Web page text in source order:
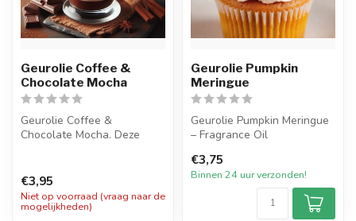
Geurolie Coffee &
Chocolate Mocha
Geurolie Coffee &
Chocolate Mocha. Deze
€3,95
Niet op voorraad (vraag naar de
mogelijkheden)
Geurolie Pumpkin
Meringue
Geurolie Pumpkin Meringue
– Fragrance Oil
Geniet van de heerlijke geur
van Pu...
€3,75
Binnen 24 uur verzonden!